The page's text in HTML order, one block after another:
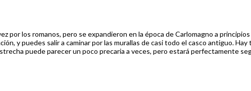
por los romanos, pero se expandieron en la época de Carlomagno a
y puedes salir a caminar por las murallas de casi todo el casco antiguo.
puede parecer un poco precaria a veces, pero estará perfectamente